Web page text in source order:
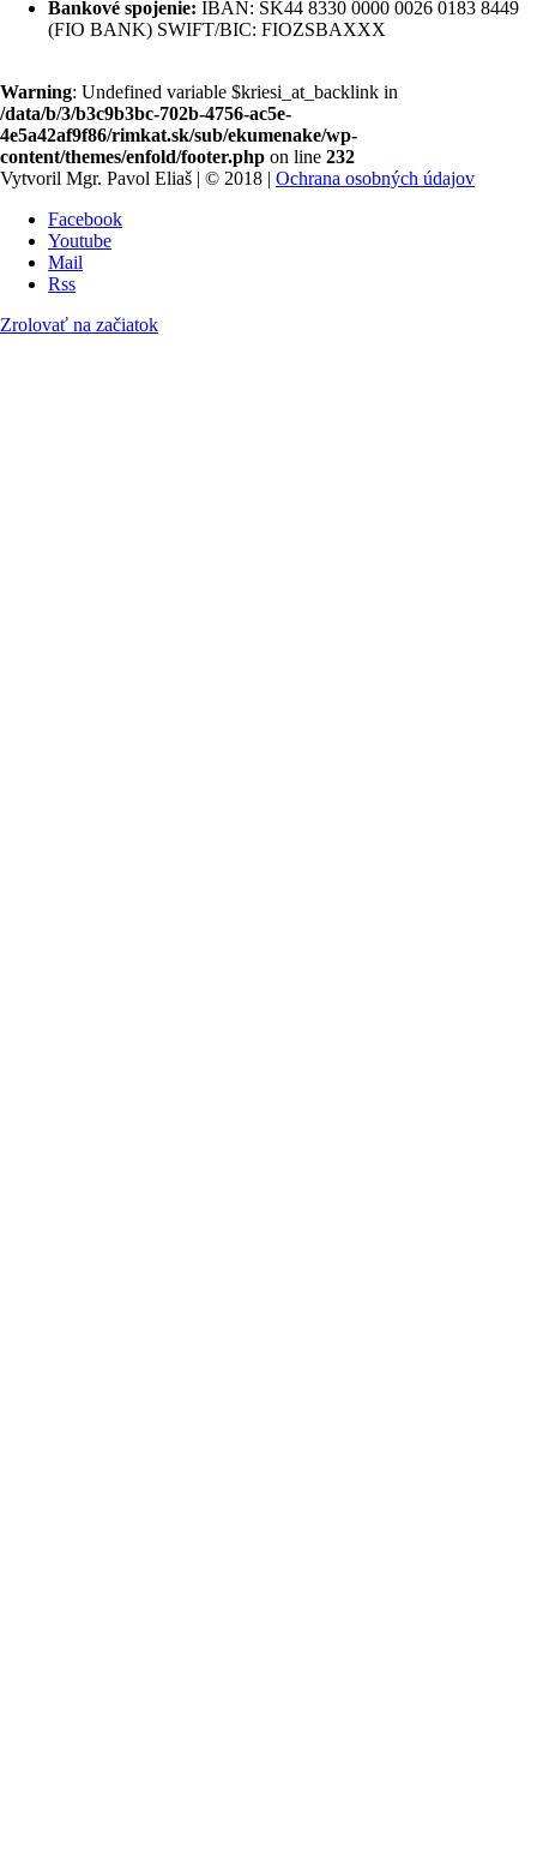
Bankové spojenie: IBAN: SK44 8330 0000 0026 0183 8449
(FIO BANK) SWIFT/BIC: FIOZSBAXXX
Warning: Undefined variable $kriesi_at_backlink in
/data/b/3/b3c9b3bc-702b-4756-ac5e-
4e5a42af9f86/rimkat.sk/sub/ekumenake/wp-
content/themes/enfold/footer.php on line 232
Vytvoril Mgr. Pavol Eliaš | © 2018 | Ochrana osobných údajov
Facebook
Youtube
Mail
Rss
Zrolovať na začiatok